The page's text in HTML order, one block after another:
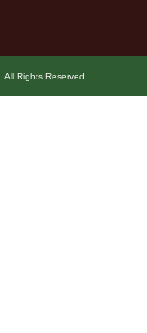
. All Rights Reserved.